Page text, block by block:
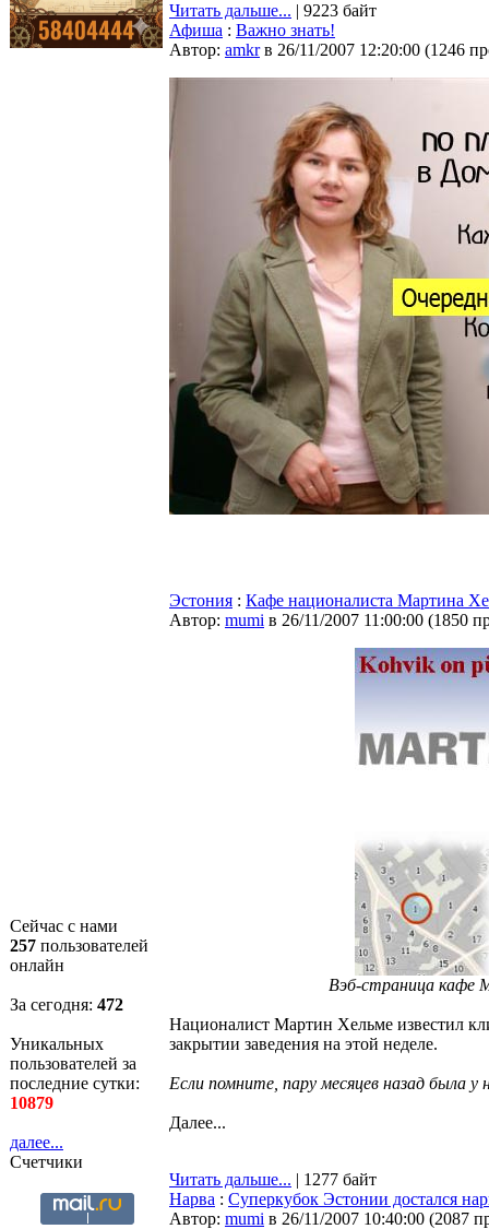
Сейчас с нами
257 пользователей
онлайн
За сегодня: 472
Уникальных
пользователей за
последние сутки:
10879
далее...
Счетчики
Читать дальше... | 9223 байт
Афиша : Важно знать!
Автор: amkr в 26/11/2007 12:20:00 (1246
Эстония : Кафе националиста Мартина
Автор: mumi в 26/11/2007 11:00:00 (1850
Вэб-страница кафе
Националист Мартин Хельме известил
закрытии заведения на этой неделе.
Если помните, пару месяцев назад была
Далее...
Читать дальше... | 1277 байт
Нарва : Суперкубок Эстонии достался
Автор: mumi в 26/11/2007 10:40:00 (2087